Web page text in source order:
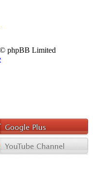
phpBB Limited